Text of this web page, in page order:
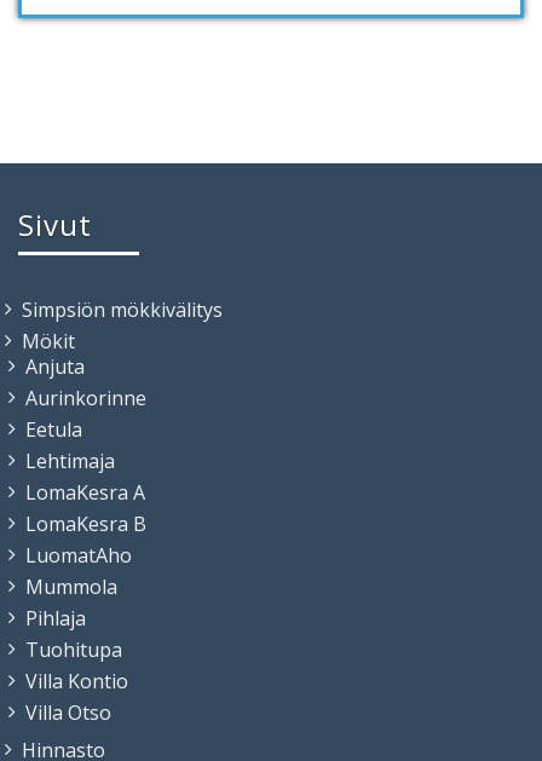
Sivut
Simpsiön mökkivälitys
Mökit
Anjuta
Aurinkorinne
Eetula
Lehtimaja
LomaKesra A
LomaKesra B
LuomatAho
Mummola
Pihlaja
Tuohitupa
Villa Kontio
Villa Otso
Hinnasto